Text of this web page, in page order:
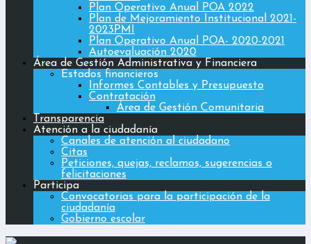
Plan Operativo Anual POA 2022
Plan de Mejoramiento Institucional 2021-
2023PMI
Plan Operativo Anual POA- 2020-2021
Autoevaluación 2020
Área de Gestión Administrativa y Financiera
Estados financieros
Informes Contables y Presupuesto
Contratación
Área de Gestión Comunitaria
Transparencia
Atención a la ciudadanía
Canales de atención al ciudadano
Citas
Peticiones, quejas, reclamos, sugerencias o
felicitaciones
Participa
Convocatorias para la participación de la
ciudadanía
Gobierno escolar